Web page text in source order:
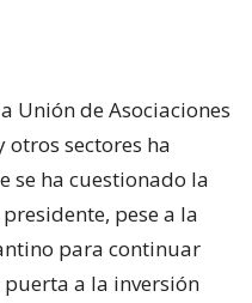
Unión de Asociaciones
otros sectores ha
se ha cuestionado la
pese a la
para continuar
a la inversión